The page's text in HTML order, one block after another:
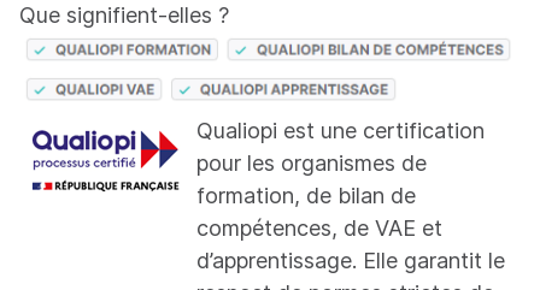
Que signifient-elles ?
Qualiopi est une certification
pour les organismes de
formation, de bilan de
compétences, de VAE et
d’apprentissage. Elle garantit le